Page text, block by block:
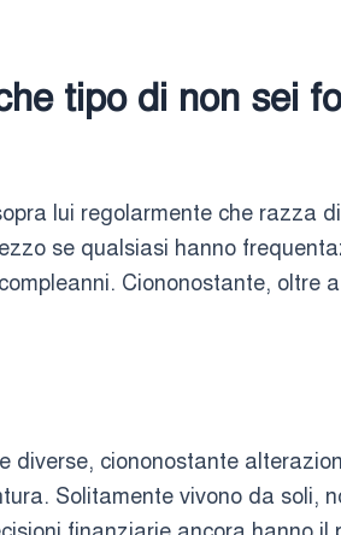
tipo di non sei
lui regolarmente che razza
se qualsiasi hanno
Ciononostante, oltre
diverse, ciononostante
Solitamente vivono da soli,